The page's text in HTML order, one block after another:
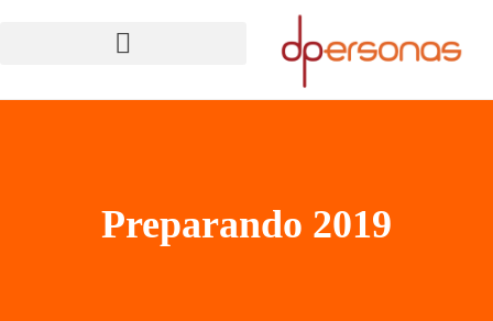
Preparando 2019